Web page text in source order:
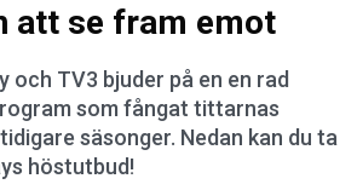
att se fram emot
och TV3 bjuder på en en rad
som fångat tittarnas
säsonger. Nedan kan du ta
höstutbud!